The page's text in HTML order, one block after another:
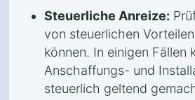
Steuerliche Anreize:
von steuerlichen
können. In einigen Fällen
Anschaffungs- und
steuerlich geltend